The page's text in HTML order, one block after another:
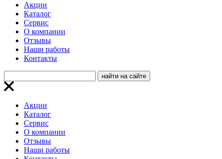
Акции
Каталог
Сервис
О компании
Отзывы
Наши работы
Контакты
Акции
Каталог
Сервис
О компании
Отзывы
Наши работы